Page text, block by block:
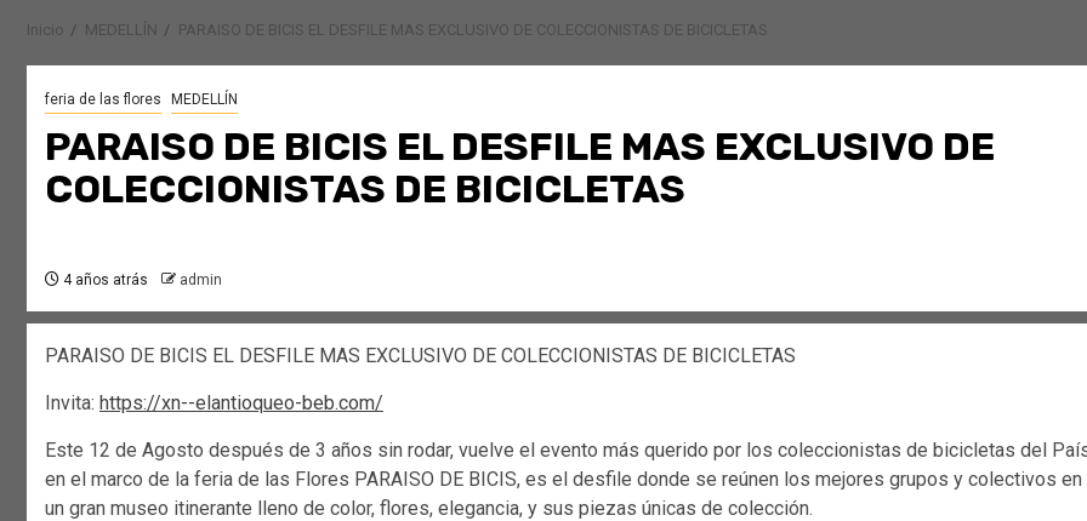
Inicio MEDELLÍN PARAISO DE BICIS EL DESFILE MAS EXCLUSIVO DE COLECCIONISTAS DE BICICLETAS
feria de las flores MEDELLÍN
PARAISO DE BICIS EL DESFILE MAS EXCLUSIVO DE
COLECCIONISTAS DE BICICLETAS
4 años atrás admin
PARAISO DE BICIS EL DESFILE MAS EXCLUSIVO DE COLECCIONISTAS DE BICICLETAS
Invita: https://xn--elantioqueo-beb.com/
Este 12 de Agosto después de 3 años sin rodar, vuelve el evento más querido por los coleccionistas de bicicletas del
en el marco de la feria de las Flores PARAISO DE BICIS, es el desfile donde se reúnen los mejores grupos y colectivos en
un gran museo itinerante lleno de color, flores, elegancia, y sus piezas únicas de colección.